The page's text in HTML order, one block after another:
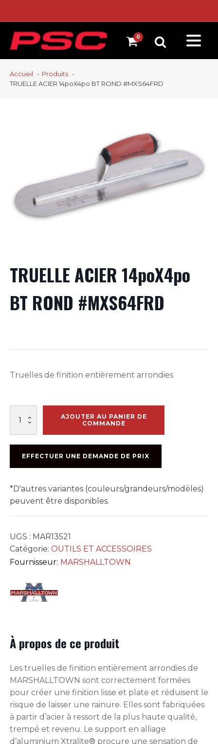
Accueil
Produits
TRUELLE ACIER 14poX4po BT ROND #MXS64FRD
TRUELLE ACIER 14poX4po
BT ROND #MXS64FRD
Truelles de finition entièrement arrondies
TRUELLE
ROND
AJOUTER AU PANIER DE
COMMANDE
EFFECTUER UNE DEMANDE DE PRIX
*D'autres variantes (couleurs/grandeurs/modèles)
peuvent être disponibles.
UGS : MAR13521
Catégorie: OUTILS ET ACCESSOIRES
Fournisseur: MARSHALLTOWN
À propos de ce produit
Les truelles de finition entièrement arrondies de
MARSHALLTOWN sont correctement formées
pour créer une finition lisse et plate et réduisent le
risque de laisser une rainure. Elles sont fabriquées
à partir d’acier à ressort de la plus haute qualité,
trempé et revenu. Le support en alliage
d’aluminium Xtralite® procure une sensation de